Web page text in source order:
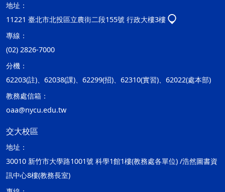
地址：
11221 臺北市北投區立農街二段155號 行政大樓3樓
專線：
(02) 2826-7000
分機：
62203(註)、62038(課)、62299(招)、62310(實習)、62022(處本部)
教務處信箱：
oaa@nycu.edu.tw
交大校區
地址：
30010 新竹市大學路1001號 科學1館1樓(教務處各單位) /浩然圖書資
訊中心8樓(教務長室)